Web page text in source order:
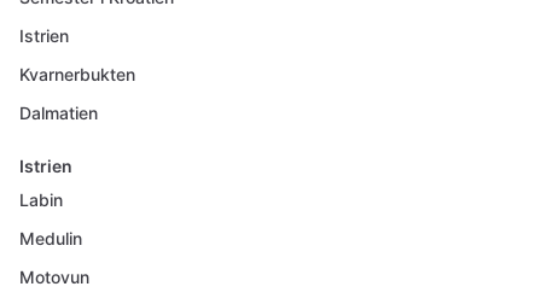
Istrien
Kvarnerbukten
Dalmatien
Istrien
Labin
Medulin
Motovun